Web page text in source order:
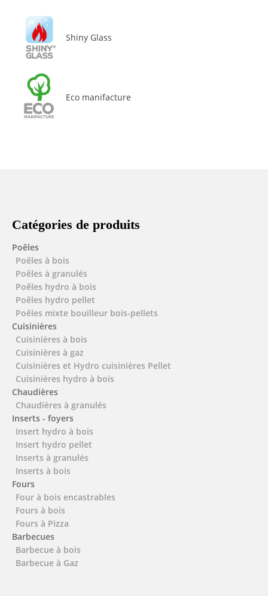
Shiny Glass
Eco manifacture
Catégories de produits
Poêles
Poêles à bois
Poêles à granulés
Poêles hydro à bois
Poêles hydro pellet
Poêles mixte bouilleur bois-pellets
Cuisinières
Cuisinières à bois
Cuisinières à gaz
Cuisinières et Hydro cuisinières Pellet
Cuisinières hydro à bois
Chaudières
Chaudières à granulés
Inserts - foyers
Insert hydro à bois
Insert hydro pellet
Inserts à granulés
Inserts à bois
Fours
Four à bois encastrables
Fours à bois
Fours à Pizza
Barbecues
Barbecue à bois
Barbecue à Gaz